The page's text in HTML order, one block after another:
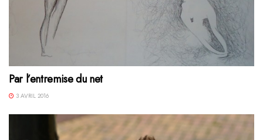
Par l’entremise du net
3 AVRIL 2016